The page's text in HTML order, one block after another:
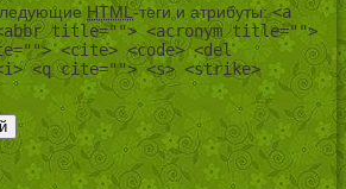
HTML-теги и атрибуты:<a
title=""> <acronym title="">
<cite> <code> <del
<q cite=""> <s> <strike>